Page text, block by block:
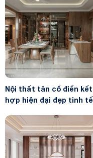
Nội thất tân cổ điển kết
hợp hiện đại đẹp tinh tế